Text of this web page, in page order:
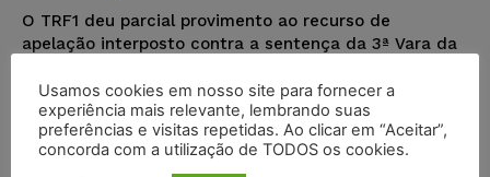
O TRF1 deu parcial provimento ao recurso de
apelação interposto contra a sentença da 3ª Vara da
recorrente e um corréu, proprietário da empresa em
que a demandada trabalhava e seu empregador, por
recebimento indevido do benefício Seguro-
Desemprego...
Usamos cookies em nosso site para fornecer a
experiência mais relevante, lembrando suas
preferências e visitas repetidas. Ao clicar em “Aceitar”,
concorda com a utilização de TODOS os cookies.